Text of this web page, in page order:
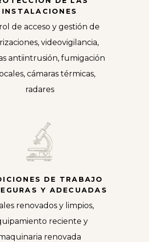
INSTALACIONES
de acceso y gestión de
videovigilancia,
antiintrusión, fumigación
cámaras térmicas,
radares
DE TRABAJO
Y ADECUADAS
renovados y limpios,
reciente y
renovada